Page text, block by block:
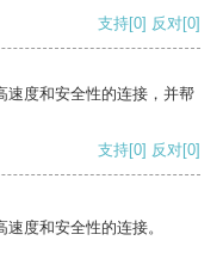
支持[0] 反对[0]
速度和安全性的连接，并帮
支持[0] 反对[0]
度和安全性的连接。